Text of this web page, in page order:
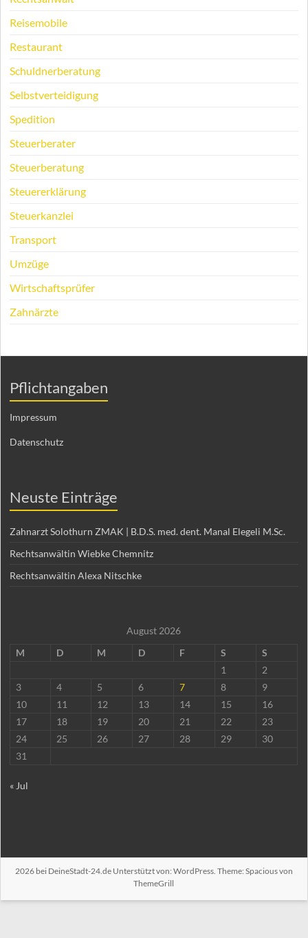
Reisemobile
Restaurant
Schuldnerberatung
Selbstverteidigung
Spedition
Steuerberater
Steuerberatung
Steuererklärung
Steuerkanzlei
Transport
Umzüge
Wirtschaftsprüfer
Zahnärzte
Pflichtangaben
Impressum
Datenschutz
Neuste Einträge
Zahnarzt Solothurn ZMAK | B.D.S. med. dent. Manal Elegeli M.Sc.
Rechtsanwältin Wiebke Chemnitz
Rechtsanwältin Alexa Nitschke
August 2026
M
D M D F S
S
1
2
3
4 5 6 7 8
9
10
11 12 13 14 15
16
17
18 19 20 21 22
23
24
25 26 27 28 29
30
31
« Jul
2026 bei DeineStadt-24.deUnterstützt von: WordPress. Theme: Spacious von
ThemeGrill